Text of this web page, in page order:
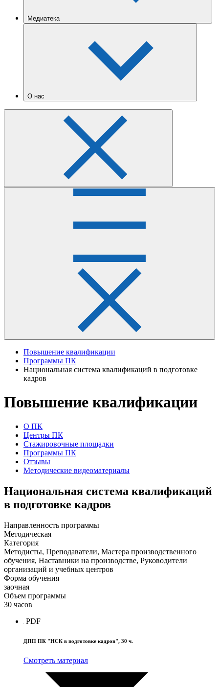
Медиатека
О нас
Повышение квалификации
Программы ПК
Национальная система квалификаций в подготовке
кадров
Повышение квалификации
О ПК
Центры ПК
Стажировочные площадки
Программы ПК
Отзывы
Методические видеоматериалы
Национальная система квалификаций
в подготовке кадров
Направленность программы
Методическая
Категория
Методисты, Преподаватели, Мастера производственного
обучения, Наставники на производстве, Руководители
организаций и учебных центров
Форма обучения
заочная
Объем программы
30 часов
PDF
ДПП ПК "НСК в подготовке кадров", 30 ч.
Смотреть материал